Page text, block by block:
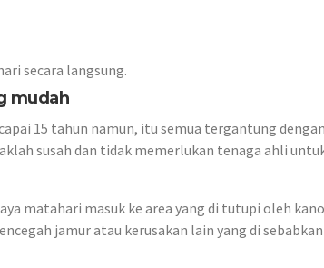
secara langsung.
mudah
15 tahun namun, itu semua tergantung
susah dan tidak memerlukan tenaga ahli
matahari masuk ke area yang di tutupi oleh
jamur atau kerusakan lain yang di